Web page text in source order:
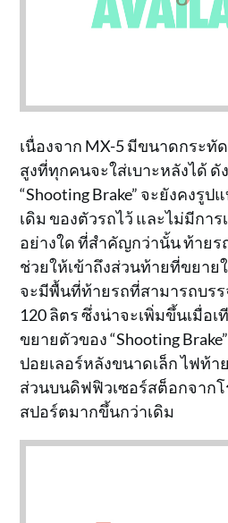
เนื่องจาก MX-5 มีขนาดกระทั
สูงที่ทุกคนจะใส่เบาะหลังได้ ดั
“Shooting Brake” จะยังคงรู
เดิม ของตัวรถไว้ และไม่มีกา
อย่างใด ที่สำคัญกว่านั้น ท้ายร
ช่วยให้เข้าถึงส่วนท้ายที่ขยาย
จะมีพื้นที่ท้ายรถที่สามารถบร
120 ลิตร ซึ่งน่าจะเพิ่มขึ้นเมื่อ
ขยายตัวของ “Shooting
ปอยเลอร์หลังขนาดเล็ก ไฟท้า
ส่วนบนดิฟฟิวเซอร์สต็อกจากโ
สปอร์ตมากขึ้นกว่าเดิม